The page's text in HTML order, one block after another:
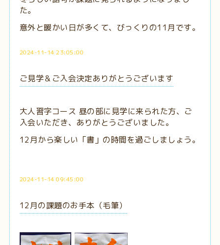
た。
意外と暖かい日が多くて、びっくりの11月です。
2024-11-14 23:05:00
ご見学＆ご入会決定ありがとうございます
大人習字コース 昼の部に見学に来られた方、ご
入会いただき、ありがとうございました。
12月から楽しい「書」の時間を過ごしましょう。
2024-11-14 09:45:00
12月の課題のお手本（毛筆）